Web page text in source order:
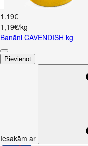
1 .19€
1,19€/kg
Banāni CAVENDISH kg
Pievienot
Iesakām ar